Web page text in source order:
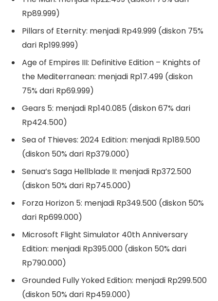
Rp89.999)
Pillars of Eternity: menjadi Rp49.999 (diskon 75%
dari Rp199.999)
Age of Empires III: Definitive Edition – Knights of
the Mediterranean: menjadi Rp17.499 (diskon
75% dari Rp69.999)
Gears 5: menjadi Rp140.085 (diskon 67% dari
Rp424.500)
Sea of Thieves: 2024 Edition: menjadi Rp189.500
(diskon 50% dari Rp379.000)
Senua’s Saga Hellblade II: menjadi Rp372.500
(diskon 50% dari Rp745.000)
Forza Horizon 5: menjadi Rp349.500 (diskon 50%
dari Rp699.000)
Microsoft Flight Simulator 40th Anniversary
Edition: menjadi Rp395.000 (diskon 50% dari
Rp790.000)
Grounded Fully Yoked Edition: menjadi Rp299.500
(diskon 50% dari Rp459.000)